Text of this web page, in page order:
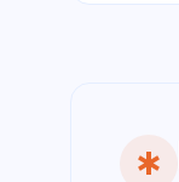
emergency